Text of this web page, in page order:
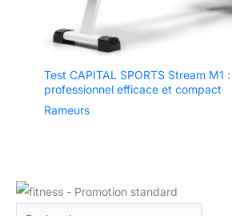
Test CAPITAL SPORTS Stream M1
professionnel efficace et compact
Rameurs